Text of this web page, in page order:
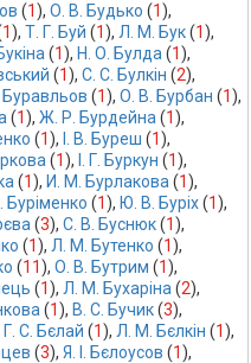
(1), О. В. Будько (1),
1), Т. Г. Буй (1), Л. М. Бук (1),
(1), Н. О. Булда (1),
(1), С. С. Булкін (2),
(1), О. В. Бурбан (1),
(1), Ж. Р. Бурдейна (1),
(1), І. В. Буреш (1),
(1), І. Г. Буркун (1),
(1), И. М. Бурлакова (1),
Буріменко (1), Ю. В. Буріх (1),
(3), С. В. Буснюк (1),
(1), Л. М. Бутенко (1),
(11), О. В. Бутрим (1),
(1), Л. М. Бухаріна (2),
(1), В. С. Бучик (3),
Г. С. Бєлай (1), Л. М. Бєлкін (1),
(3), Я. І. Бєлоусов (1),